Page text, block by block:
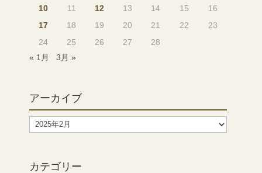
10
11 12 13 14 15
16
17
18 19 20 21 22
23
24
25 26 27
28
« 1月
3月 »
アーカイブ
ア
ー
イ
カテゴリー